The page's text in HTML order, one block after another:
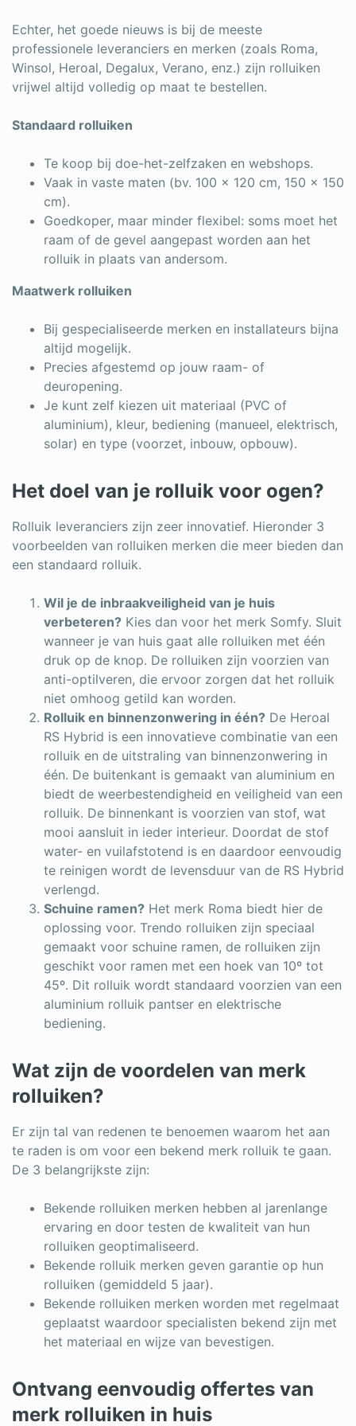
Echter, het goede nieuws is bij de meeste
professionele leveranciers en merken (zoals Roma,
Winsol, Heroal, Degalux, Verano, enz.) zijn rolluiken
vrijwel altijd volledig op maat te bestellen.
Standaard rolluiken
Te koop bij doe-het-zelfzaken en webshops.
Vaak in vaste maten (bv. 100 × 120 cm, 150 × 150
cm).
Goedkoper, maar minder flexibel: soms moet het
raam of de gevel aangepast worden aan het
rolluik in plaats van andersom.
Maatwerk rolluiken
Bij gespecialiseerde merken en installateurs bijna
altijd mogelijk.
Precies afgestemd op jouw raam- of
deuropening.
Je kunt zelf kiezen uit materiaal (PVC of
aluminium), kleur, bediening (manueel, elektrisch,
solar) en type (voorzet, inbouw, opbouw).
Het doel van je rolluik voor ogen?
Rolluik leveranciers zijn zeer innovatief. Hieronder 3
voorbeelden van rolluiken merken die meer bieden dan
een standaard rolluik.
Wil je de inbraakveiligheid van je huis
verbeteren? Kies dan voor het merk Somfy. Sluit
wanneer je van huis gaat alle rolluiken met één
druk op de knop. De rolluiken zijn voorzien van
anti-optilveren, die ervoor zorgen dat het rolluik
niet omhoog getild kan worden.
Rolluik en binnenzonwering in één? De Heroal
RS Hybrid is een innovatieve combinatie van een
rolluik en de uitstraling van binnenzonwering in
één. De buitenkant is gemaakt van aluminium en
biedt de weerbestendigheid en veiligheid van een
rolluik. De binnenkant is voorzien van stof, wat
mooi aansluit in ieder interieur. Doordat de stof
water- en vuilafstotend is en daardoor eenvoudig
te reinigen wordt de levensduur van de RS Hybrid
verlengd.
Schuine ramen? Het merk Roma biedt hier de
oplossing voor. Trendo rolluiken zijn speciaal
gemaakt voor schuine ramen, de rolluiken zijn
geschikt voor ramen met een hoek van 10º tot
45º. Dit rolluik wordt standaard voorzien van een
aluminium rolluik pantser en elektrische
bediening.
Wat zijn de voordelen van merk
rolluiken?
Er zijn tal van redenen te benoemen waarom het aan
te raden is om voor een bekend merk rolluik te gaan.
De 3 belangrijkste zijn:
Bekende rolluiken merken hebben al jarenlange
ervaring en door testen de kwaliteit van hun
rolluiken geoptimaliseerd.
Bekende rolluik merken geven garantie op hun
rolluiken (gemiddeld 5 jaar).
Bekende rolluiken merken worden met regelmaat
geplaatst waardoor specialisten bekend zijn met
het materiaal en wijze van bevestigen.
Ontvang eenvoudig offertes van
merk rolluiken in huis